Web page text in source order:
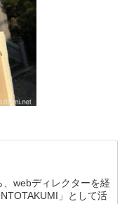
webディレクターを経
」として活